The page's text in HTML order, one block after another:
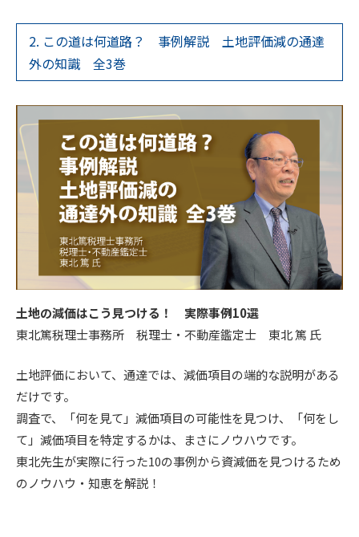
2. この道は何道路？ 事例解説 土地評価減の通達
外の知識 全3巻
土地の減価はこう見つける！ 実際事例10選
東北篤税理士事務所 税理士・不動産鑑定士 東北 篤 氏
土地評価において、通達では、減価項目の端的な説明がある
だけです。
調査で、「何を見て」減価項目の可能性を見つけ、「何をし
て」減価項目を特定するかは、まさにノウハウです。
東北先生が実際に行った10の事例から資減価を見つけるため
のノウハウ・知恵を解説！